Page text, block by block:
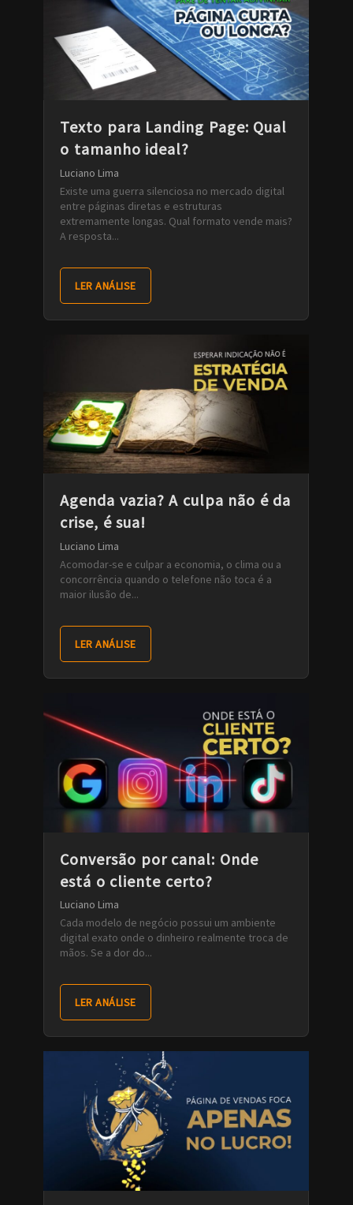
Texto para Landing Page: Qual
o tamanho ideal?
Luciano Lima
Existe uma guerra silenciosa no mercado digital
entre páginas diretas e estruturas
extremamente longas. Qual formato vende mais?
A resposta...
LER ANÁLISE
Agenda vazia? A culpa não é da
crise, é sua!
Luciano Lima
Acomodar-se e culpar a economia, o clima ou a
concorrência quando o telefone não toca é a
maior ilusão de...
LER ANÁLISE
Conversão por canal: Onde
está o cliente certo?
Luciano Lima
Cada modelo de negócio possui um ambiente
digital exato onde o dinheiro realmente troca de
mãos. Se a dor do...
LER ANÁLISE